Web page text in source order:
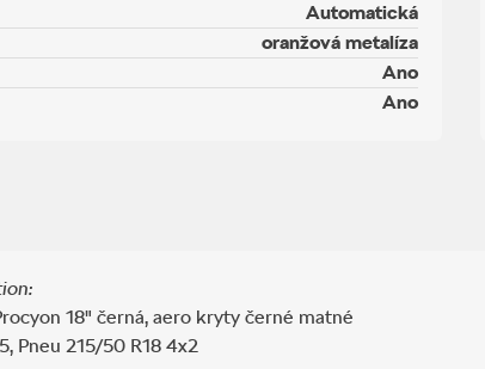
Automatická
oranžová metalíza
Ano
Ano
18" černá, aero kryty černé matné
Pneu 215/50 R18 4x2